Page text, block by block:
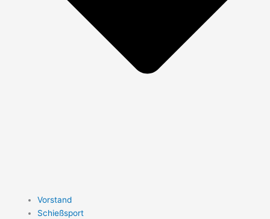
Vorstand
Schießsport